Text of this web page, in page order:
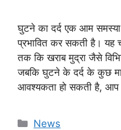
घुटने का दर्द एक आम
प्रभावित कर सकती है। यह
तक कि खराब मुद्रा जैसे
जबकि घुटने के दर्द के कुछ
आवश्यकता हो सकती है,
Categories
News